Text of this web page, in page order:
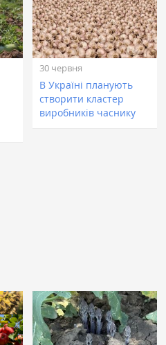
30 червня
В Україні планують
створити кластер
виробників часнику